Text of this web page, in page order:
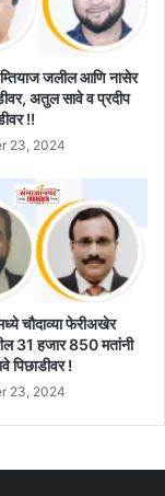
जलील आणि नासेर
अतुल सावे व प्रदीप
!!
23, 2024
चौदाव्या फेरीअखेर
31 हजार 850 मतांनी
पिछाडीवर !
23, 2024